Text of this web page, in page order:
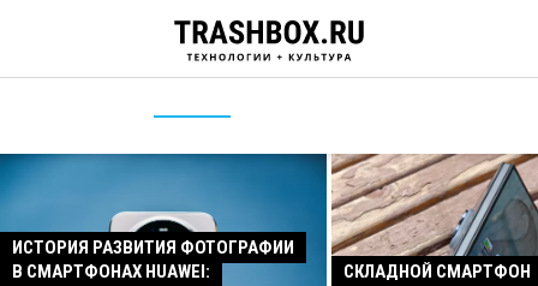
ИСТОРИЯ РАЗВИТИЯ ФОТОГРАФИИ
В СМАРТФОНАХ HUAWEI:
СКЛАДНОЙ СМАРТФОН